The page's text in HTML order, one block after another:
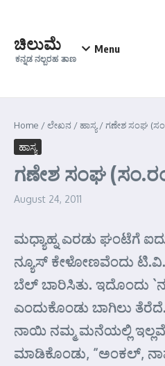
ಚಿಲುಮೆ
ಕನ್ನಡ ನಲ್ಬರಹ ತಾಣ
Menu
Home /ಲೇಖನ /ಹಾಸ್ಯ /ಗಣೇಶ ಸಂಘ
ಹಾಸ್ಯ
ಗಣೇಶ ಸಂಘ
August 24, 2011
ಮಧ್ಯಾಹ್ನ ಎರಡು ಘಂಟೆಗೆ
ನ್ಯೂಸ್ ಕೇಳೋಣವೆಂದು
ಬೆಲ್ ಬಾರಿಸಿತು. ಇದೊಂದು
ಎಂದುಕೊಂಡು ಬಾಗಿಲು
ನಾಯಿ ನಮ್ಮ ಮನೆಯಲ್ಲಿ
ಮಾಡಿಕೊಂಡು, “ಅಂಕಲ್,